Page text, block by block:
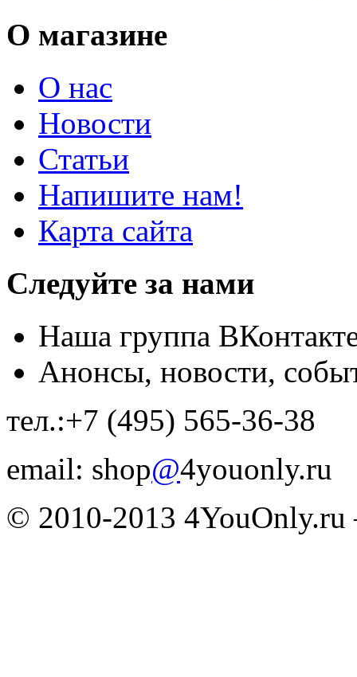
О магазине
О нас
Новости
Статьи
Напишите нам!
Карта сайта
Следуйте за нами
Наша группа
Анонсы, новости,
тел.:+7 (495) 565-36-38
email: shop@4youonly.ru
© 2010-2013